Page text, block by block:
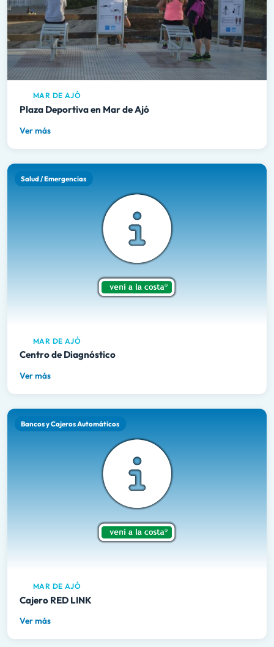
MAR DE AJÓ
Plaza Deportiva en Mar de Ajó
Ver más
Salud / Emergencias
MAR DE AJÓ
Centro de Diagnóstico
Ver más
Bancos y Cajeros Automáticos
MAR DE AJÓ
Cajero RED LINK
Ver más